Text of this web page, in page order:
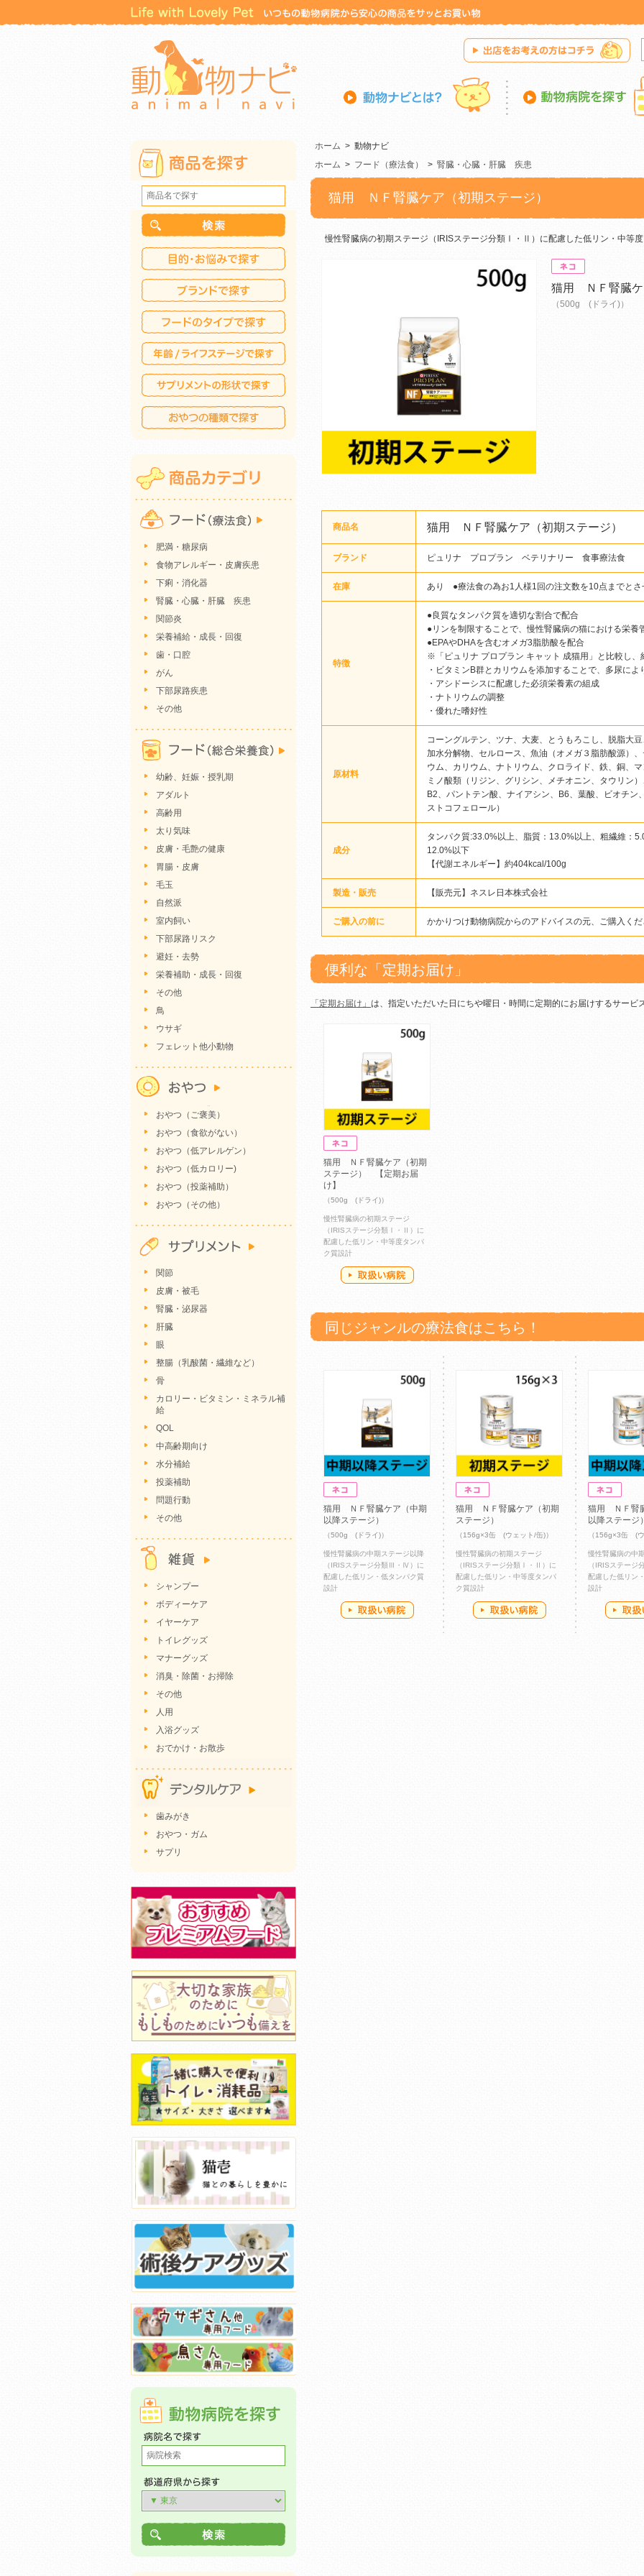
ホーム > 動物ナビ
ホーム > フード（療法食） > 腎臓・心臓・肝臓 疾患
猫用 ＮＦ腎臓ケア（初期ステージ）
慢性腎臓病の初期ステージ（IRISステージ分類Ⅰ・Ⅱ）に配慮した低リン・中等
猫用 ＮＦ腎臓ケ
（500g (ドライ)）
商品名 猫用 ＮＦ腎臓ケア（初期ステージ）
ブランド ピュリナ プロプラン ベテリナリー 食事療法食
在庫 あり ●療法食の為お1人様1回の注文数を10点までとさ
特徴
●良質なタンパク質を適切な割合で配合
●リンを制限することで、慢性腎臓病の猫における栄
●EPAやDHAを含むオメガ3脂肪酸を配合
※「ピュリナ プロプラン キャット 成猫用」と比較し、
・ビタミンB群とカリウムを添加することで、多尿に
・アシドーシスに配慮した必須栄養素の組成
・ナトリウムの調整
・優れた嗜好性
原材料
コーングルテン、ツナ、大麦、とうもろこし、脱脂大
加水分解物、セルロース、魚油（オメガ３脂肪酸源）
ウム、カリウム、ナトリウム、クロライド、鉄、銅、
ミノ酸類（リジン、グリシン、メチオニン、タウリン
B2、パントテン酸、ナイアシン、B6、葉酸、ビオチ
ストコフェロール）
成分
タンパク質:33.0%以上、脂質：13.0%以上、粗繊維：
12.0%以下
【代謝エネルギー】約404kcal/100g
製造・販売 【販売元】ネスレ日本株式会社
ご購入の前に かかりつけ動物病院からのアドバイスの元、ご購入く
便利な「定期お届け」
「定期お届け」 は、指定いただいた日にちや曜日・時間に定期的にお届けするサービ
猫用 ＮＦ腎臓ケア（初期
ステージ） 【定期お届
け】
（500g (ドライ)）
慢性腎臓病の初期ステージ
（IRISステージ分類Ⅰ・Ⅱ）に
配慮した低リン・中等度タンパ
ク質設計
同じジャンルの療法食はこちら！
猫用 ＮＦ腎臓ケア（中期
以降ステージ）
（500g (ドライ)）
慢性腎臓病の中期ステージ以降
（IRISステージ分類Ⅲ・Ⅳ）に
配慮した低リン・低タンパク質
設計
猫用 ＮＦ腎臓ケア（初期
ステージ）
（156g×3缶 (ウェット/缶)）
慢性腎臓病の初期ステージ
（IRISステージ分類Ⅰ・Ⅱ）に
配慮した低リン・中等度タンパ
ク質設計
猫用 ＮＦ腎
以降ステージ
（156g×3缶 (
慢性腎臓病の中
（IRISステー
配慮した低リン
設計
肥満・糖尿病
食物アレルギー・皮膚疾患
下痢・消化器
腎臓・心臓・肝臓 疾患
関節炎
栄養補給・成長・回復
歯・口腔
がん
下部尿路疾患
その他
幼齢、妊娠・授乳期
アダルト
高齢用
太り気味
皮膚・毛艶の健康
胃腸・皮膚
毛玉
自然派
室内飼い
下部尿路リスク
避妊・去勢
栄養補助・成長・回復
その他
鳥
ウサギ
フェレット他小動物
おやつ（ご褒美）
おやつ（食欲がない）
おやつ（低アレルゲン）
おやつ（低カロリー)
おやつ（投薬補助）
おやつ（その他）
関節
皮膚・被毛
腎臓・泌尿器
肝臓
眼
整腸（乳酸菌・繊維など）
骨
カロリー・ビタミン・ミネラル補
給
QOL
中高齢期向け
水分補給
投薬補助
問題行動
その他
シャンプー
ボディーケア
イヤーケア
トイレグッズ
マナーグッズ
消臭・除菌・お掃除
その他
人用
入浴グッズ
おでかけ・お散歩
歯みがき
おやつ・ガム
サプリ